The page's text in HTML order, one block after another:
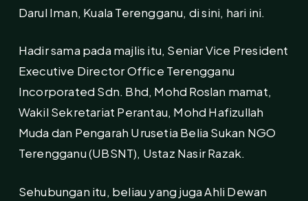
Darul Iman, Kuala Terengganu, di sini, hari ini.
Hadir sama pada majlis itu, Seniar Vice President
Executive Director Office Terengganu
Incorporated Sdn. Bhd, Mohd Roslan mamat,
Wakil Sekretariat Perantau, Mohd Hafizullah
Muda dan Pengarah Urusetia Belia Sukan NGO
Terengganu (UBSNT), Ustaz Nasir Razak.
Sehubungan itu, beliau yang juga Ahli Dewan